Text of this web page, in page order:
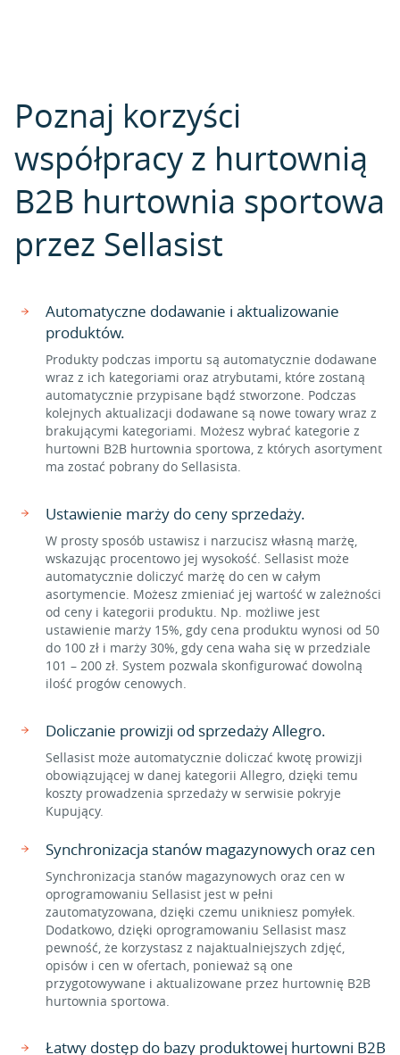
Poznaj korzyści
współpracy z hurtownią
B2B hurtownia sportowa
przez Sellasist
Automatyczne dodawanie i aktualizowanie
produktów.
Produkty podczas importu są automatycznie dodawane
wraz z ich kategoriami oraz atrybutami, które zostaną
automatycznie przypisane bądź stworzone. Podczas
kolejnych aktualizacji dodawane są nowe towary wraz z
brakującymi kategoriami. Możesz wybrać kategorie z
hurtowni B2B hurtownia sportowa, z których asortyment
ma zostać pobrany do Sellasista.
Ustawienie marży do ceny sprzedaży.
W prosty sposób ustawisz i narzucisz własną marżę,
wskazując procentowo jej wysokość. Sellasist może
automatycznie doliczyć marżę do cen w całym
asortymencie. Możesz zmieniać jej wartość w zależności
od ceny i kategorii produktu. Np. możliwe jest
ustawienie marży 15%, gdy cena produktu wynosi od 50
do 100 zł i marży 30%, gdy cena waha się w przedziale
101 – 200 zł. System pozwala skonfigurować dowolną
ilość progów cenowych.
Doliczanie prowizji od sprzedaży Allegro.
Sellasist może automatycznie doliczać kwotę prowizji
obowiązującej w danej kategorii Allegro, dzięki temu
koszty prowadzenia sprzedaży w serwisie pokryje
Kupujący.
Synchronizacja stanów magazynowych oraz cen
Synchronizacja stanów magazynowych oraz cen w
oprogramowaniu Sellasist jest w pełni
zautomatyzowana, dzięki czemu unikniesz pomyłek.
Dodatkowo, dzięki oprogramowaniu Sellasist masz
pewność, że korzystasz z najaktualniejszych zdjęć,
opisów i cen w ofertach, ponieważ są one
przygotowywane i aktualizowane przez hurtownię B2B
hurtownia sportowa.
Łatwy dostęp do bazy produktowej hurtowni B2B